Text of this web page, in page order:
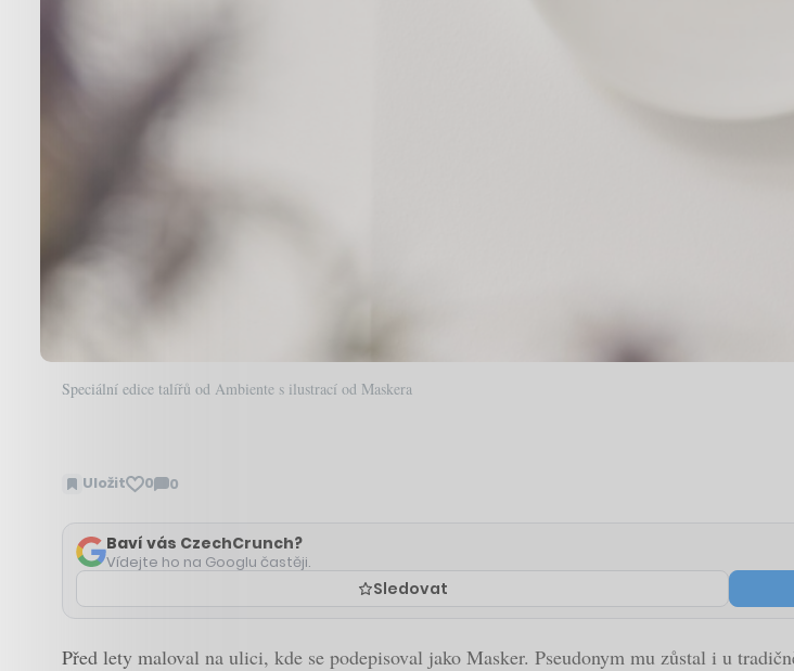
Speciální edice talířů od Ambiente s ilustrací od Maskera
Uložit 0 0
Zobrazit
Baví vás CzechCrunch?
Vídejte ho na Googlu častěji.
Sledovat
Před lety maloval na ulici, kde se podepisoval jako Masker. Pseudonym mu zůstal i u